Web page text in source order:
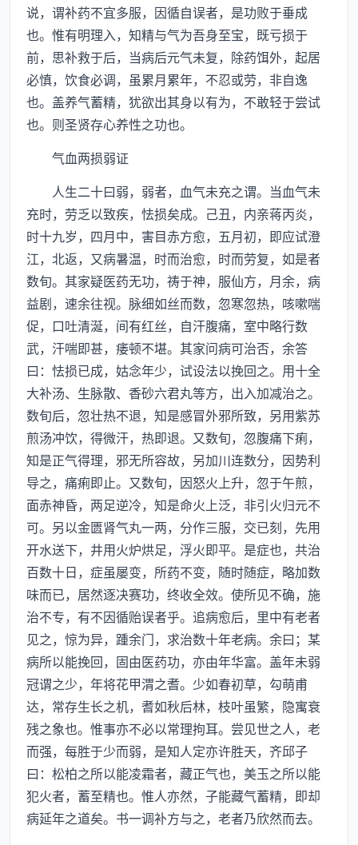
说，谓补药不宜多服，因循自误者，是功败于垂成
也。惟有明理入，知精与气为吾身至宝，既亏损于
前，思补救于后，当病后元气未复，除药饵外，起居
必慎，饮食必调，虽累月累年，不忍或劳，非自逸
也。盖养气蓄精，犹欲出其身以有为，不敢轻于尝试
也。则圣贤存心养性之功也。
气血两损弱证
人生二十曰弱，弱者，血气未充之谓。当血气未
充时，劳乏以致疾，怯损矣成。己丑，内亲蒋丙炎，
时十九岁，四月中，害目赤方愈，五月初，即应试澄
江，北返，又病暑温，时而治愈，时而劳复，如是者
数旬。其家疑医药无功，祷于神，服仙方，月余，病
益剧，速余往视。脉细如丝而数，忽寒忽热，咳嗽喘
促，口吐清涎，间有红丝，自汗腹痛，室中略行数
武，汗喘即甚，痿顿不堪。其家问病可治否，余答
曰：怯损已成，姑念年少，试设法以挽回之。用十全
大补汤、生脉散、香砂六君丸等方，出入加减治之。
数旬后，忽壮热不退，知是感冒外邪所致，另用紫苏
煎汤冲饮，得微汗，热即退。又数旬，忽腹痛下痢，
知是正气得理，邪无所容故，另加川连数分，因势利
导之，痛痢即止。又数旬，因怒火上升，忽于午煎，
面赤神昏，两足逆冷，知是命火上泛，非引火归元不
可。另以金匮肾气丸一两，分作三服，交已刻，先用
开水送下，井用火炉烘足，浮火即平。是症也，共治
百数十日，症虽屡变，所药不变，随时随症，略加数
味而已，居然逐决赛功，终收全效。使所见不确，施
治不专，有不因循贻误者乎。追病愈后，里中有老者
见之，惊为异，踵余门，求治数十年老病。余曰；某
病所以能挽回，固由医药功，亦由年华富。盖年未弱
冠谓之少，年将花甲渭之耆。少如春初草，勾萌甫
达，常存生长之机，耆如秋后林，枝叶虽繁，隐寓衰
残之象也。惟事亦不必以常理拘耳。尝见世之人，老
而强，每胜于少而弱，是知人定亦许胜天，齐邱子
曰：松柏之所以能凌霜者，藏正气也，美玉之所以能
犯火者，蓄至精也。惟人亦然，子能藏气蓄精，即却
病延年之道矣。书一调补方与之，老者乃欣然而去。